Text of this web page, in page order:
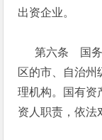
出资企业。
第六条 国务
区的市、自治州
理机构。国有资
资人职责，依法